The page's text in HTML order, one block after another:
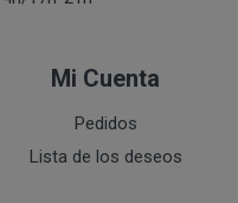
Mi Cuenta
Pedidos
Lista de los deseos
que dicha factura se